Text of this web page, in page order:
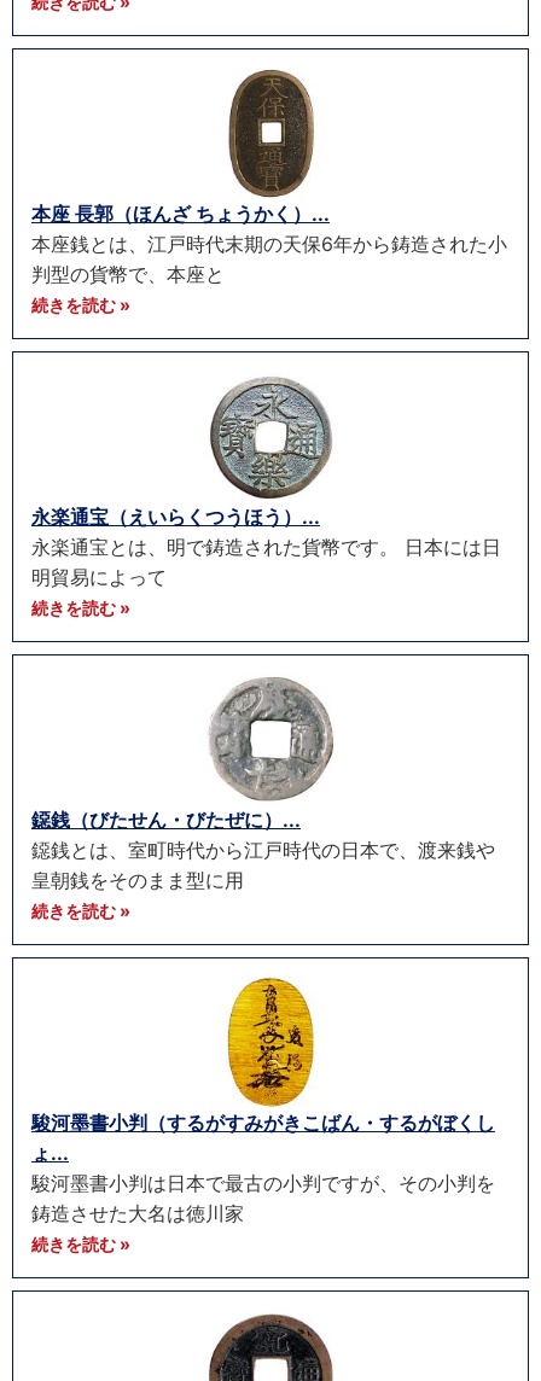
本座 長郭（ほんざ ちょうかく）...
本座銭とは、江戸時代末期の天保6年から鋳造された小
判型の貨幣で、本座と
続きを読む »
永楽通宝（えいらくつうほう）...
永楽通宝とは、明で鋳造された貨幣です。 日本には日
明貿易によって
続きを読む »
鐚銭（びたせん・びたぜに）...
鐚銭とは、室町時代から江戸時代の日本で、渡来銭や
皇朝銭をそのまま型に用
続きを読む »
駿河墨書小判（するがすみがきこばん・するがぼくし
ょ...
駿河墨書小判は日本で最古の小判ですが、その小判を
鋳造させた大名は徳川家
続きを読む »